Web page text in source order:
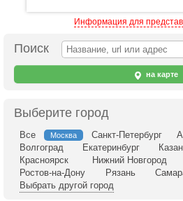
Информация для
Поиск
на карте
Выберите город
Все Москва Санкт-Петербург
Волгоград
Екатеринбург
Красноярск
Нижний Новгород
Ростов-на-Дону
Рязань
Выбрать другой город